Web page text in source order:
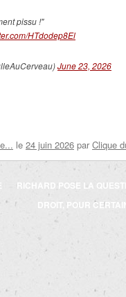
pissu !"
HTdodep8El
June 23, 2026
le 24 juin 2026 par Clique
RICHARD POSE LA
DROIT, POUR